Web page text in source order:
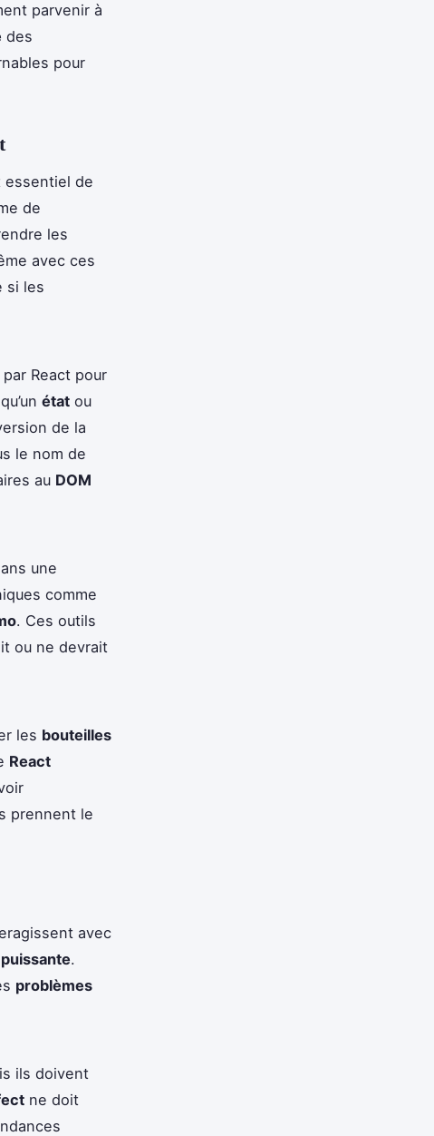
parvenir à
des
pour
essentiel de
de
les
avec ces
si les
React pour
état ou
de la
le nom de
au DOM
une
comme
. Ces outils
ou ne devrait
les bouteilles
React
prennent le
avec
puissante.
problèmes
ils doivent
ne doit